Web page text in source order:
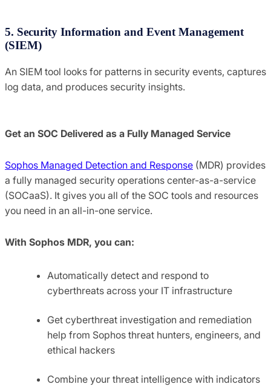
5. Security Information and Event Management
(SIEM)
An SIEM tool looks for patterns in security events, captures
log data, and produces security insights.
Get an SOC Delivered as a Fully Managed Service
Sophos Managed Detection and Response (MDR) provides
a fully managed security operations center-as-a-service
(SOCaaS). It gives you all of the SOC tools and resources
you need in an all-in-one service.
With Sophos MDR, you can:
Automatically detect and respond to
cyberthreats across your IT infrastructure
Get cyberthreat investigation and remediation
help from Sophos threat hunters, engineers, and
ethical hackers
Combine your threat intelligence with indicators